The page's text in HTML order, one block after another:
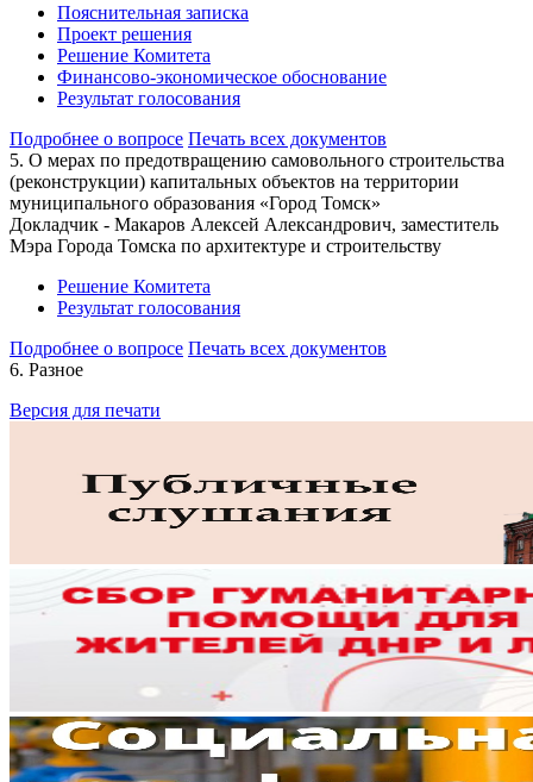
Пояснительная записка
Проект решения
Решение Комитета
Финансово-экономическое обоснование
Результат голосования
Подробнее о вопросе Печать всех документов
5. О мерах по предотвращению самовольного строительства
(реконструкции) капитальных объектов на территории
муниципального образования «Город Томск»
Докладчик - Макаров Алексей Александрович, заместитель
Мэра Города Томска по архитектуре и строительству
Решение Комитета
Результат голосования
Подробнее о вопросе Печать всех документов
6. Разное
Версия для печати